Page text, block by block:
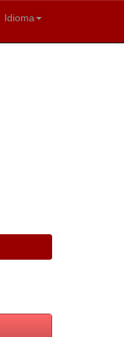
Idioma